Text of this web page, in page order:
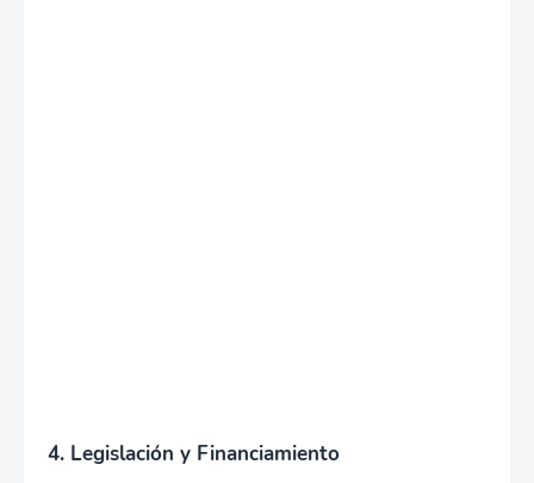
4. Legislación y Financiamiento